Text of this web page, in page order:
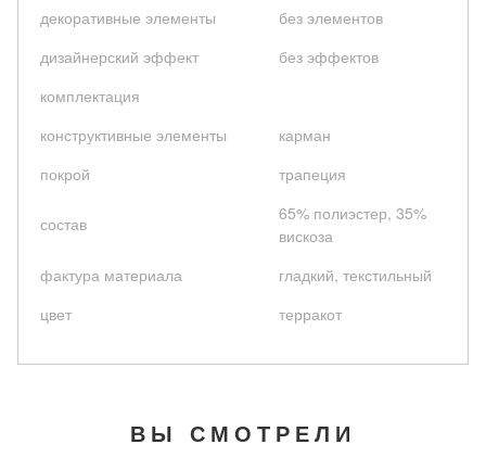
декоративные элементы
без элементов
дизайнерский эффект
без эффектов
комплектация
конструктивные элементы
карман
покрой
трапеция
состав
65% полиэстер, 35%
вискоза
фактура материала
гладкий, текстильный
цвет
терракот
ВЫ СМОТРЕЛИ